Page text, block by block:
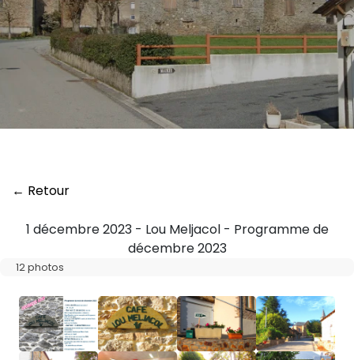
← Retour
1 décembre 2023 - Lou Meljacol - Programme de
décembre 2023
12 photos